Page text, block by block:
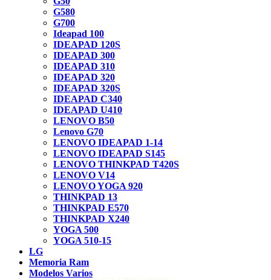
G580
G700
Ideapad 100
IDEAPAD 120S
IDEAPAD 300
IDEAPAD 310
IDEAPAD 320
IDEAPAD 320S
IDEAPAD C340
IDEAPAD U410
LENOVO B50
Lenovo G70
LENOVO IDEAPAD 1-14
LENOVO IDEAPAD S145
LENOVO THINKPAD T420S
LENOVO V14
LENOVO YOGA 920
THINKPAD 13
THINKPAD E570
THINKPAD X240
YOGA 500
YOGA 510-15
LG
Memoria Ram
Modelos Varios